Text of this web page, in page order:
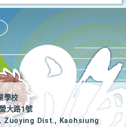
學校
大路1號
Zuoying Dist., Kaohsiung